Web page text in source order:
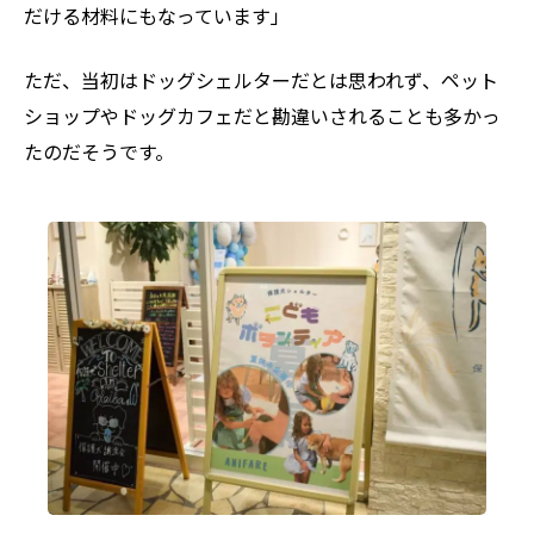
だける材料にもなっています」
ただ、当初はドッグシェルターだとは思われず、ペット
ショップやドッグカフェだと勘違いされることも多かっ
たのだそうです。